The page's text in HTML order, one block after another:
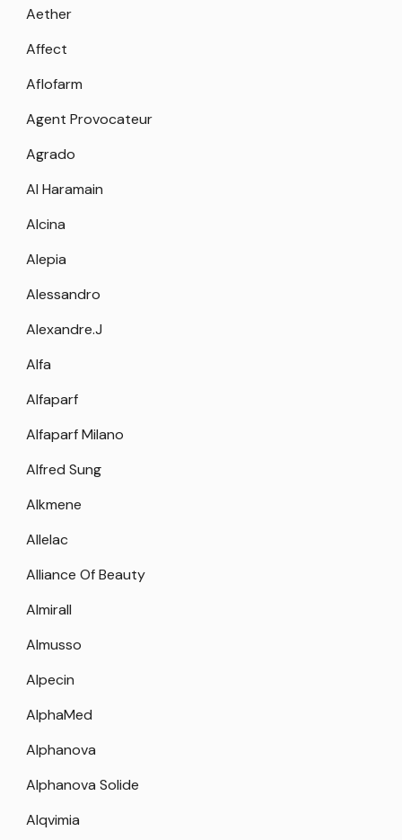
Aether
Affect
Aflofarm
Agent Provocateur
Agrado
Al Haramain
Alcina
Alepia
Alessandro
Alexandre.J
Alfa
Alfaparf
Alfaparf Milano
Alfred Sung
Alkmene
Allelac
Alliance Of Beauty
Almirall
Almusso
Alpecin
AlphaMed
Alphanova
Alphanova Solide
Alqvimia